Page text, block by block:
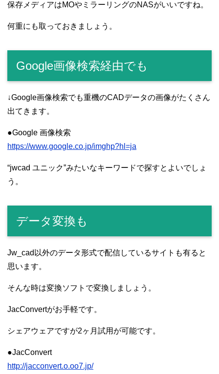
保存メディアはMOやミラーリングのNASがいいですね。
何重にも取っておきましょう。
Google画像検索経由でも
↓Google画像検索でも重機のCADデータの画像がたくさん
出てきます。
●Google 画像検索
https://www.google.co.jp/imghp?hl=ja
“jwcad ユニック”みたいなキーワードで探すとよいでしょ
う。
データ変換も
Jw_cad以外のデータ形式で配信しているサイトも有ると
思います。
そんな時は変換ソフトで変換しましょう。
JacConvertがお手軽です。
シェアウェアですが2ヶ月試用が可能です。
●JacConvert
http://jacconvert.o.oo7.jp/